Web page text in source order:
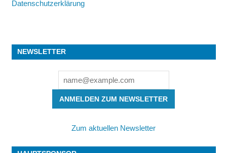
Datenschutzerklärung
NEWSLETTER
ANMELDEN ZUM NEWSLETTER
Zum aktuellen Newsletter